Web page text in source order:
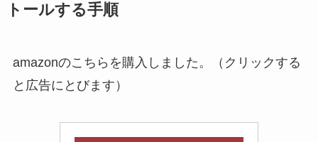
トールする手順
amazonのこちらを購入しました。（クリックする
と広告にとびます）